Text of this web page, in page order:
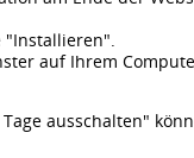
"Installieren".
auf Ihrem
ausschalten"